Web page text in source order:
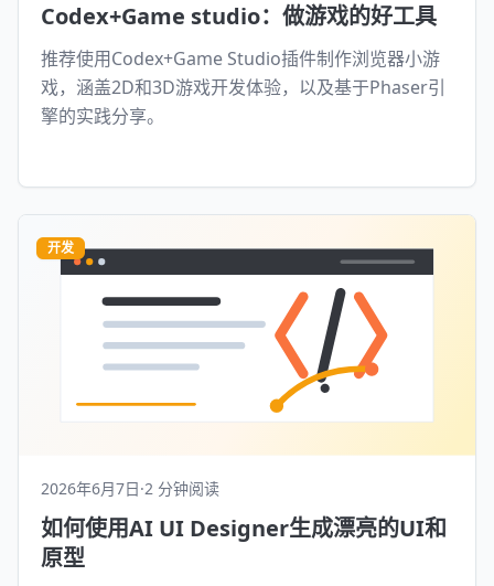
Codex+Game studio：做游戏的好工具
推荐使用Codex+Game Studio插件制作浏览器小游
戏，涵盖2D和3D游戏开发体验，以及基于Phaser引
擎的实践分享。
开发
2026年6月7日·2 分钟阅读
如何使用AI UI Designer生成漂亮的UI和
原型